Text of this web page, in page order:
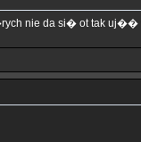
nie da si� ot tak uj��